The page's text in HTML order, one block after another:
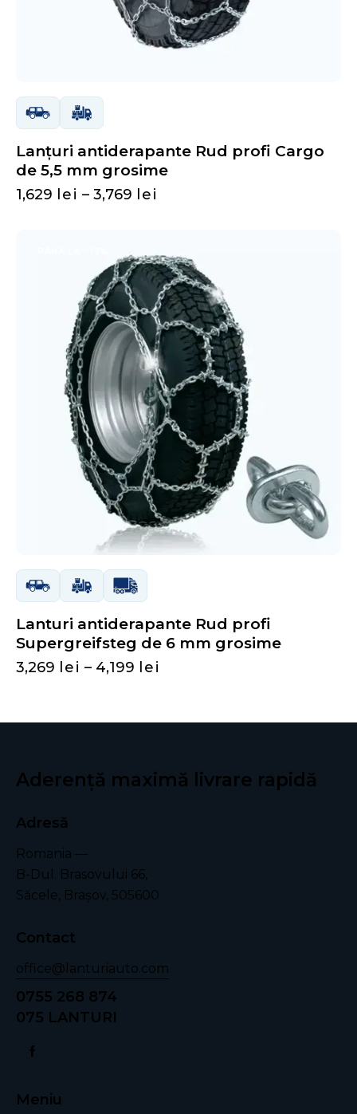
Lanțuri antiderapante Rud profi Cargo
de 5,5 mm grosime
1,629 lei – 3,769 lei
Lanturi antiderapante Rud profi
Supergreifsteg de 6 mm grosime
3,269 lei – 4,199 lei
Aderență maximă livrare rapidă
Adresă
Romania —
B-Dul. Brasovului 66,
Săcele, Braşov, 505600
Contact
office@lanturiauto.com
0755 268 874
075 LANTURI
Meniu